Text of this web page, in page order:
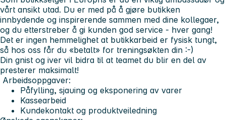
vårt ansikt utad. Du er med på å gjøre butikken
innbydende og inspirerende sammen med dine kollegaer,
og du etterstreber å gi kunden god service - hver gang!
Det er ingen hemmelighet at butikkarbeid er fysisk tungt,
så hos oss får du «betalt» for treningsøkten din :-)
Din gnist og iver vil bidra til at teamet du blir en del av
presterer maksimalt!
Arbeidsoppgaver:
Påfylling, sjauing og eksponering av varer
Kassearbeid
Kundekontakt og produktveiledning